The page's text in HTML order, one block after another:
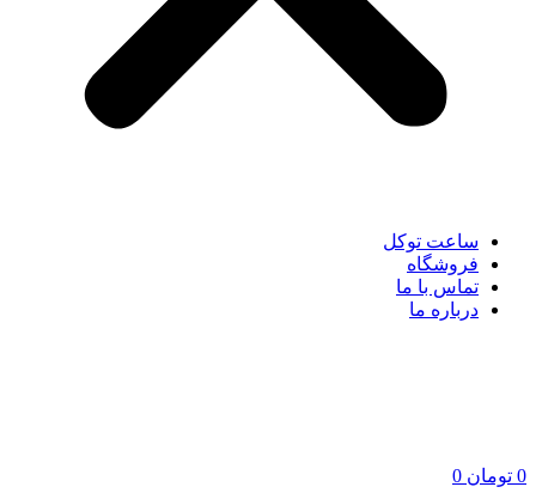
ساعت توکل
فروشگاه
تماس با ما
درباره ما
0 تومان 0